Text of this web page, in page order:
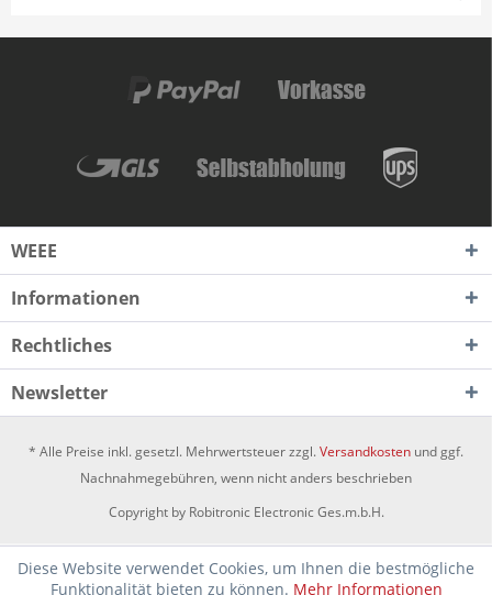
WEEE
Informationen
Rechtliches
Newsletter
* Alle Preise inkl. gesetzl. Mehrwertsteuer zzgl.Versandkosten und ggf.
Nachnahmegebühren, wenn nicht anders beschrieben
Copyright by Robitronic Electronic Ges.m.b.H.
Diese Website verwendet Cookies, um Ihnen die bestmögliche
Funktionalität bieten zu können. Mehr Informationen